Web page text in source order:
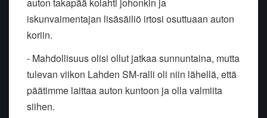
auton takapää kolahti johonkin ja
iskunvaimentajan lisäsäiliö irtosi osuttuaan auton
koriin.
- Mahdollisuus olisi ollut jatkaa sunnuntaina, mutta
tulevan viikon Lahden SM-ralli oli niin lähellä, että
päätimme laittaa auton kuntoon ja olla valmiita
siihen.